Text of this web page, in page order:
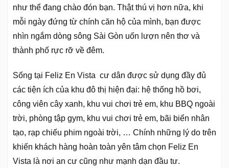
như thể đang chào đón bạn. Thật thú vị hơn nữa, khi
mỗi ngày đứng từ chính căn hộ của mình, bạn được
nhìn ngắm dòng sông Sài Gòn uốn lượn nên thơ và
thành phố rực rỡ về đêm.
Sống tại Feliz En Vista cư dân được sử dụng đầy đủ
các tiện ích của khu đô thị hiện đại: hệ thống hồ bơi,
công viên cây xanh, khu vui chơi trẻ em, khu BBQ ngoài
trời, phòng tập gym, khu vui chơi trẻ em, bãi biển nhân
tạo, rạp chiếu phim ngoài trời, … Chính những lý do trên
khiến khách hàng hoàn toàn yên tâm chọn Feliz En
Vista là nơi an cư cũng như mạnh dạn đầu tư.